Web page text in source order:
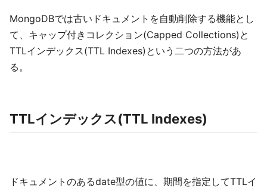
MongoDBでは古いドキュメントを自動削除する機能とし
て、キャップ付きコレクション(Capped Collections)と
TTLインデックス(TTL Indexes)という二つの方法があ
る。
TTLインデックス(TTL Indexes)
ドキュメントのあるdate型の値に、期間を指定してTTLイ